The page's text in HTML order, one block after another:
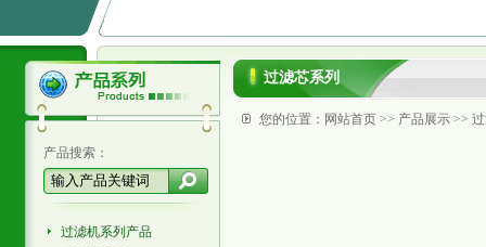
产品搜索：
过滤机系列产品
过滤芯系列
您的位置： 网站首页 >> 产品展示 >>